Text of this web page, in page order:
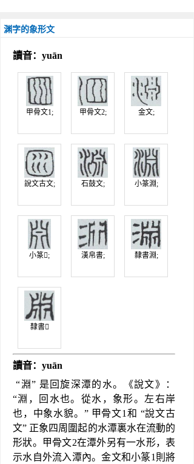
渊字的象形文
讀音：yuān
甲骨文1; 甲骨文2; 金文;
說文古文; 石鼓文; 小篆淵;
小篆𣶒; 漢帛書; 隸書淵;
隸書𣶒
讀音：yuān
“淵” 是回旋深潭的水。《說文》：
“淵，回水也。從水，象形。左右岸
也，中象水貌。” 甲骨文1和 “說文古
文” 正象四周圍起的水潭裏水在流動的
形狀。甲骨文2在潭外另有一水形，表
示水自外流入潭內。金文和小篆1則將